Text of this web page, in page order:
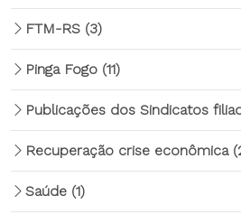
FTM-RS (3)
Pinga Fogo (11)
Publicações dos Sindicatos
Recuperação crise econômica
Saúde (1)